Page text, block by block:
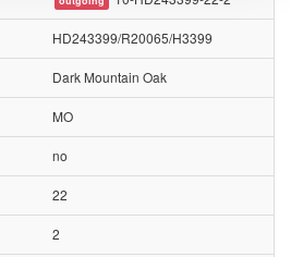
HD243399/R20065/H3399
Dark Mountain Oak
MO
no
22
2